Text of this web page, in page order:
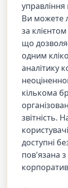
Ви можете
за
що
одним
аналітику
кількома
звітність.
доступні
пов'язана